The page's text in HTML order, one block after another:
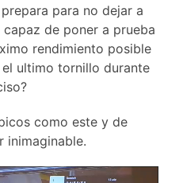
para no dejar a
de poner a prueba
rendimiento posible
ultimo tornillo durante
como este y de
inimaginable.